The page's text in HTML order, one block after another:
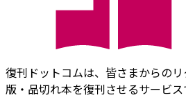
復刊ドットコムは、皆さまからの
版・品切れ本を復刊させるサービス